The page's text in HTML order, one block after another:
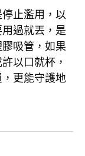
止濫用，以
過就丟，是
吸管，如果
以口就杯，
更能守護地